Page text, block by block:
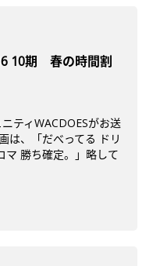
10期 春の時間割
ティWACDOESがお送
は、「だべってる ドリ
マ 勝ち確定。」略して